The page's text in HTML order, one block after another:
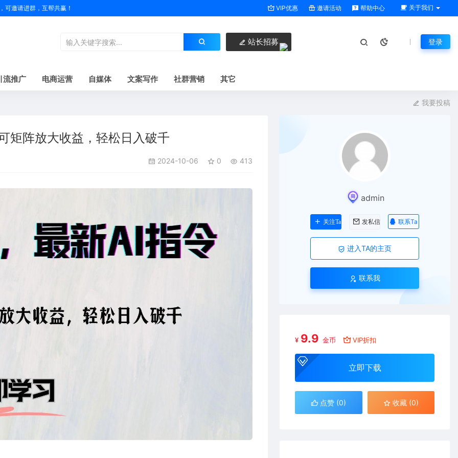
邀请进群，互帮共赢！ VIP优惠 邀请活动 帮助中心 关于我们
站长招募 登录
流推广 电商运营 自媒体 文案写作 社群营销 其它
我要投稿
矩阵放大收益，轻松日入破千
2024-10-06 0 413
admin
关注Ta 发私信 联系Ta
进入TA的主页
联系我
¥ 9.9 金币 VIP折扣
立即下载
点赞 (0) 收藏 (0)